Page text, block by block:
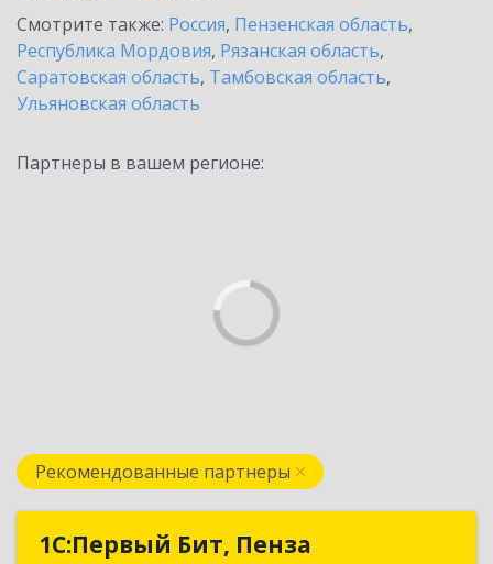
Смотрите также: Россия, Пензенская область,
Республика Мордовия, Рязанская область,
Саратовская область, Тамбовская область,
Ульяновская область
Партнеры в вашем регионе:
Рекомендованные партнеры
1С:Первый Бит, Пенза1С:Первый Бит, Пенза